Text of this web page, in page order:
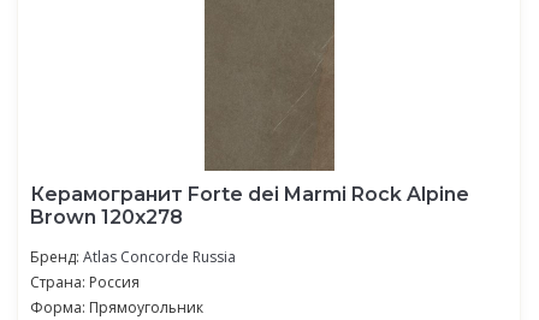
Керамогранит Forte dei Marmi Rock Alpine
Brown 120x278
Бренд: Atlas Concorde Russia
Страна: Россия
Форма: Прямоугольник